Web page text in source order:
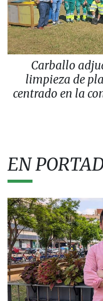
Carballo
limpieza de
centrado en la
EN